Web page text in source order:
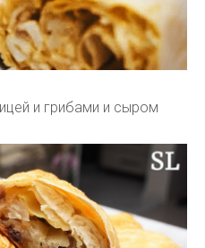
и грибами и сыром